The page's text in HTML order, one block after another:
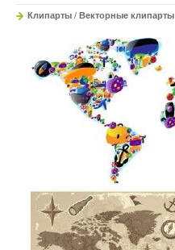
Клипарты / Векторные клипарты